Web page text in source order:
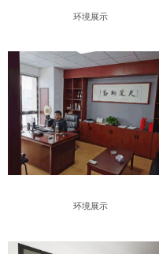
环境展示
环境展示